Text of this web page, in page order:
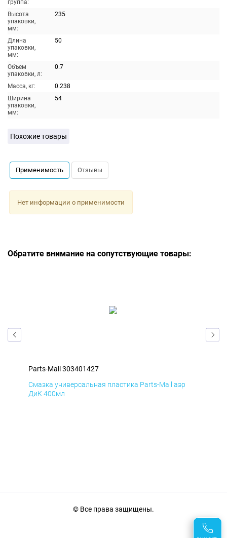
группа:
Высота
упаковки,
мм:
235
Длина
упаковки,
мм:
50
Объем
упаковки, л:
0.7
Масса, кг:
0.238
Ширина
упаковки,
мм:
54
Похожие товары
Применимость Отзывы
Нет информации о применимости
Обратите внимание на сопутствующие товары:
Parts-Mall 303401427
Смазка универсальная пластика Parts-Mall аэр
ДиК 400мл
© Все права защищены.